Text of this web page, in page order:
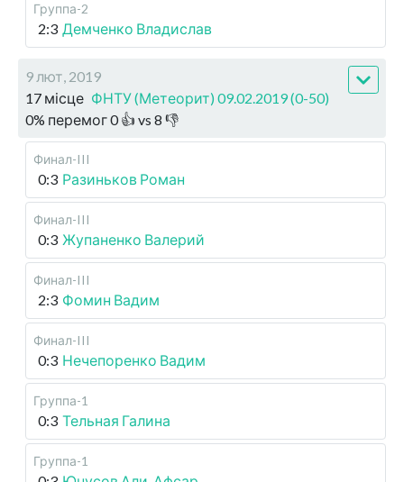
Группа-2
2:3 Демченко Владислав
9 лют, 2019
17 місце ФНТУ (Метеорит) 09.02.2019 (0-50)
0% перемог0👍 vs 8 👎
Финал-III
0:3 Разиньков Роман
Финал-III
0:3 Жупаненко Валерий
Финал-III
2:3 Фомин Вадим
Финал-III
0:3 Нечепоренко Вадим
Группа-1
0:3 Тельная Галина
Группа-1